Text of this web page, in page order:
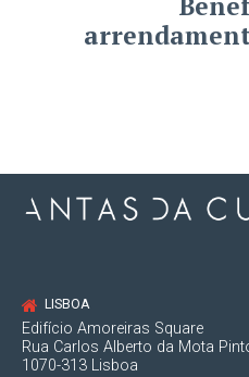
LISBOA
Edifício Amoreiras Square
Rua Carlos Alberto da Mota
1070-313 Lisboa